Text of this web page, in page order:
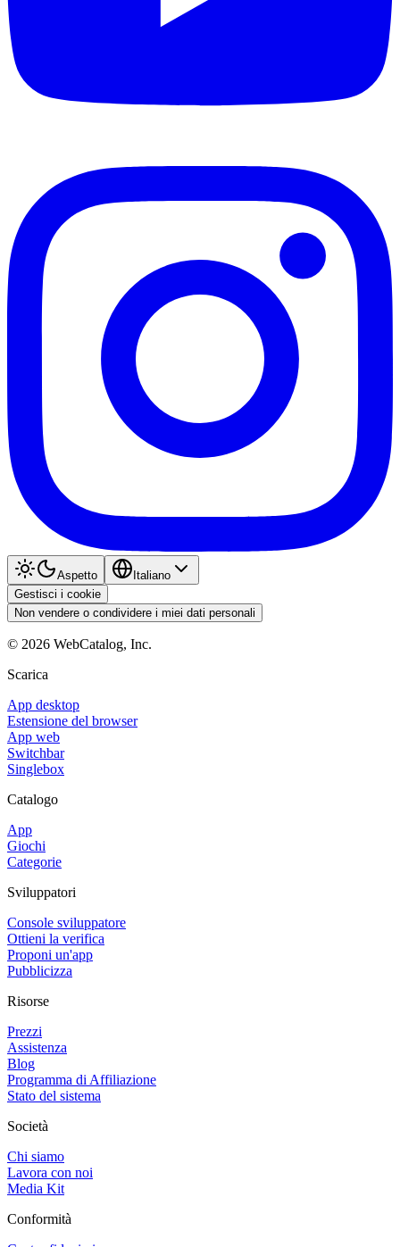
Aspetto
Italiano
Gestisci i cookie
Non vendere o condividere i miei dati personali
© 2026 WebCatalog, Inc.
Scarica
App desktop
Estensione del browser
App web
Switchbar
Singlebox
Catalogo
App
Giochi
Categorie
Sviluppatori
Console sviluppatore
Ottieni la verifica
Proponi un'app
Pubblicizza
Risorse
Prezzi
Assistenza
Blog
Programma di Affiliazione
Stato del sistema
Società
Chi siamo
Lavora con noi
Media Kit
Conformità